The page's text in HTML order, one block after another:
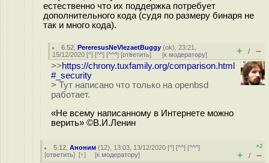
естественно что их поддержка потребует
дополнительного кода (судя по размеру бинаря не
так и много кода).
6.52 ,PereresusNeVlezaetBuggy (ok), 23:21,
15/12/2020 [^] [^^] [^^^] [ответить] [к модератору] + / –
>>https://chrony.tuxfamily.org/comparison.html
#_security
> Тут написано что только на openbsd
работает.
«Не всему написанному в Интернете можно
верить» ©В.И.Ленин
5.12 ,Аноним (12), 13:03, 13/12/2020 [^] [^^] [^^^]
[ответить] [↑] [к модератору]
+2
+ / –